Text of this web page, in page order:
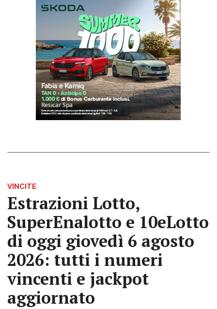
VINCITE
Estrazioni Lotto,
SuperEnalotto e 10eLotto
di oggi giovedì 6 agosto
2026: tutti i numeri
vincenti e jackpot
aggiornato